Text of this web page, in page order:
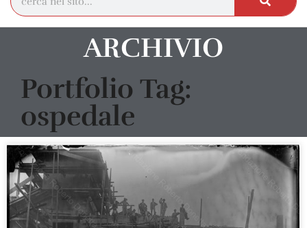
ARCHIVIO
Portfolio Tag:
ospedale